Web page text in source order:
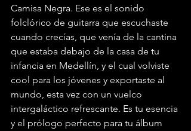
Camisa Negra. Ese es el sonido
folclórico de guitarra que escuchaste
cuando crecías, que venía de la cantina
que estaba debajo de la casa de tu
infancia en Medellín, y el cual volviste
cool para los jóvenes y exportaste al
mundo, esta vez con un vuelco
intergaláctico refrescante. Es tu esencia
y el prólogo perfecto para tu álbum